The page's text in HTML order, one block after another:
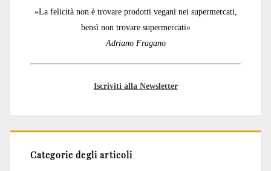
«La felicità non è trovare prodotti vegani nei supermercati,
bensì non trovare supermercati»
Adriano Fragano
Iscriviti alla Newsletter
Categorie degli articoli